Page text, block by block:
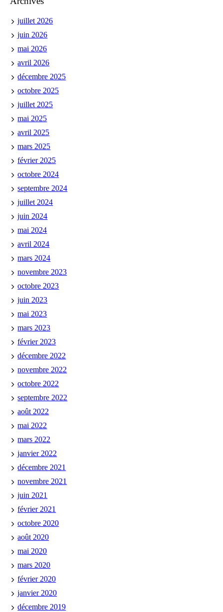
juillet 2026
juin 2026
mai 2026
avril 2026
décembre 2025
octobre 2025
juillet 2025
mai 2025
avril 2025
mars 2025
février 2025
octobre 2024
septembre 2024
juillet 2024
juin 2024
mai 2024
avril 2024
mars 2024
novembre 2023
octobre 2023
juin 2023
mai 2023
mars 2023
février 2023
décembre 2022
novembre 2022
octobre 2022
septembre 2022
août 2022
mai 2022
mars 2022
janvier 2022
décembre 2021
novembre 2021
juin 2021
février 2021
octobre 2020
août 2020
mai 2020
mars 2020
février 2020
janvier 2020
décembre 2019